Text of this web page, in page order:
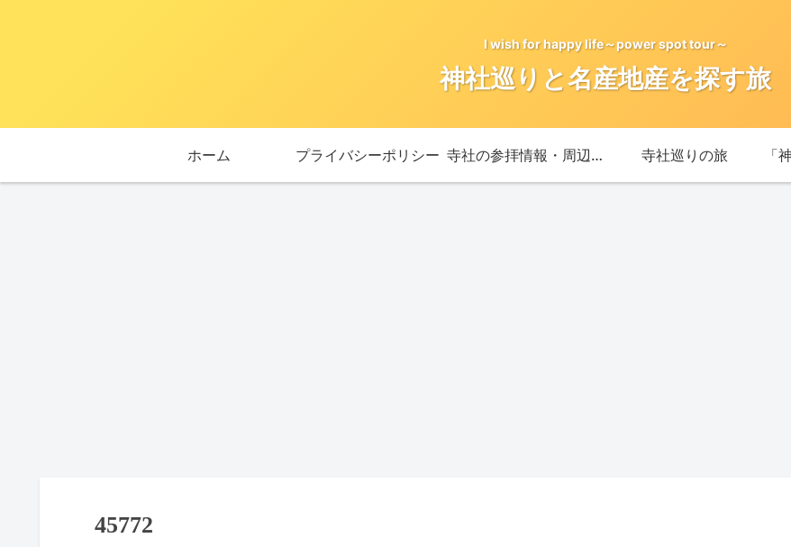
I wish for happy life～power spot tour～
神社巡りと名産地産を探す旅
ホーム プライバシーポリシー 寺社の参拝情報・周辺情報 寺社巡りの旅
45772